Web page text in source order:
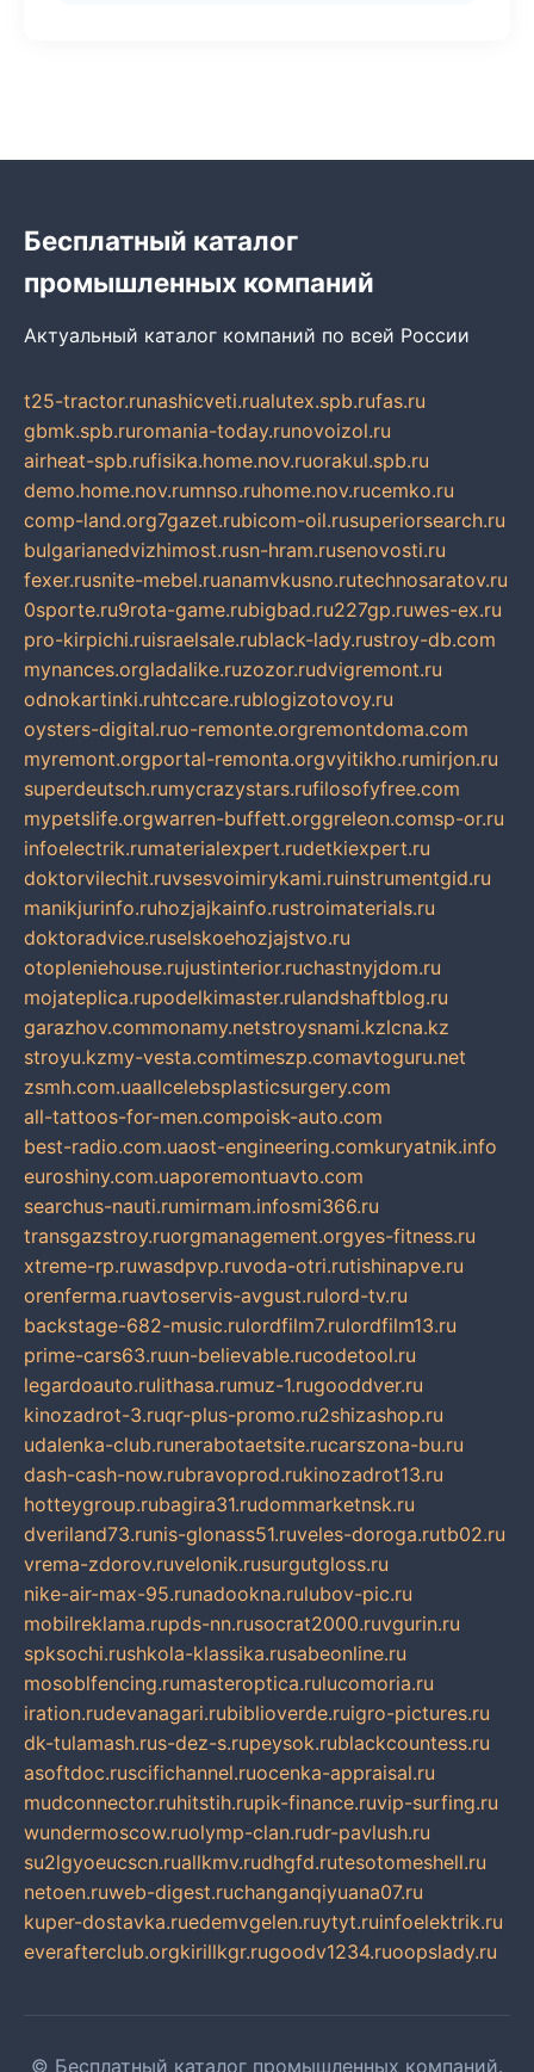
Бесплатный каталог
промышленных компаний
Актуальный каталог компаний по всей России
t25-tractor.runashicveti.rualutex.spb.rufas.ru
gbmk.spb.ruromania-today.runovoizol.ru
airheat-spb.rufisika.home.nov.ruorakul.spb.ru
demo.home.nov.rumnso.ruhome.nov.rucemko.ru
comp-land.org7gazet.rubicom-oil.rusuperiorsearch.ru
bulgarianedvizhimost.rusn-hram.rusenovosti.ru
fexer.rusnite-mebel.ruanamvkusno.rutechnosaratov.ru
0sporte.ru9rota-game.rubigbad.ru227gp.ruwes-ex.ru
pro-kirpichi.ruisraelsale.rublack-lady.rustroy-db.com
mynances.orgladalike.ruzozor.rudvigremont.ru
odnokartinki.ruhtccare.rublogizotovoy.ru
oysters-digital.ruo-remonte.orgremontdoma.com
myremont.orgportal-remonta.orgvyitikho.rumirjon.ru
superdeutsch.rumycrazystars.rufilosofyfree.com
mypetslife.orgwarren-buffett.orggreleon.comsp-or.ru
infoelectrik.rumaterialexpert.rudetkiexpert.ru
doktorvilechit.ruvsesvoimirykami.ruinstrumentgid.ru
manikjurinfo.ruhozjajkainfo.rustroimaterials.ru
doktoradvice.ruselskoehozjajstvo.ru
otopleniehouse.rujustinterior.ruchastnyjdom.ru
mojateplica.rupodelkimaster.rulandshaftblog.ru
garazhov.commonamy.netstroysnami.kzlcna.kz
stroyu.kzmy-vesta.comtimeszp.comavtoguru.net
zsmh.com.uaallcelebsplasticsurgery.com
all-tattoos-for-men.compoisk-auto.com
best-radio.com.uaost-engineering.comkuryatnik.info
euroshiny.com.uaporemontuavto.com
searchus-nauti.rumirmam.infosmi366.ru
transgazstroy.ruorgmanagement.orgyes-fitness.ru
xtreme-rp.ruwasdpvp.ruvoda-otri.rutishinapve.ru
orenferma.ruavtoservis-avgust.rulord-tv.ru
backstage-682-music.rulordfilm7.rulordfilm13.ru
prime-cars63.ruun-believable.rucodetool.ru
legardoauto.rulithasa.rumuz-1.rugooddver.ru
kinozadrot-3.ruqr-plus-promo.ru2shizashop.ru
udalenka-club.runerabotaetsite.rucarszona-bu.ru
dash-cash-now.rubravoprod.rukinozadrot13.ru
hotteygroup.rubagira31.rudommarketnsk.ru
dveriland73.runis-glonass51.ruveles-doroga.rutb02.ru
vrema-zdorov.ruvelonik.rusurgutgloss.ru
nike-air-max-95.runadookna.rulubov-pic.ru
mobilreklama.rupds-nn.rusocrat2000.ruvgurin.ru
spksochi.rushkola-klassika.rusabeonline.ru
mosoblfencing.rumasteroptica.rulucomoria.ru
iration.rudevanagari.rubiblioverde.ruigro-pictures.ru
dk-tulamash.rus-dez-s.rupeysok.rublackcountess.ru
asoftdoc.ruscifichannel.ruocenka-appraisal.ru
mudconnector.ruhitstih.rupik-finance.ruvip-surfing.ru
wundermoscow.ruolymp-clan.rudr-pavlush.ru
su2lgyoeucscn.ruallkmv.rudhgfd.rutesotomeshell.ru
netoen.ruweb-digest.ruchanganqiyuana07.ru
kuper-dostavka.ruedemvgelen.ruytyt.ruinfoelektrik.ru
everafterclub.orgkirillkgr.rugoodv1234.ruoopslady.ru
© Бесплатный каталог промышленных компаний.